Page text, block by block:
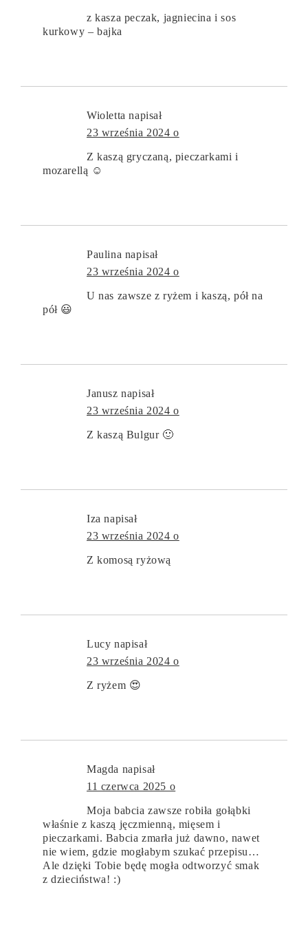
z kasza peczak, jagniecina i sos
kurkowy – bajka
Wioletta napisał
23 września 2024 o
Z kaszą gryczaną, pieczarkami i
mozarellą ☺
Paulina napisał
23 września 2024 o
U nas zawsze z ryżem i kaszą, pół na
pół 😃
Janusz napisał
23 września 2024 o
Z kaszą Bulgur 🙂
Iza napisał
23 września 2024 o
Z komosą ryżową
Lucy napisał
23 września 2024 o
Z ryżem 😍
Magda napisał
11 czerwca 2025 o
Moja babcia zawsze robiła gołąbki
właśnie z kaszą jęczmienną, mięsem i
pieczarkami. Babcia zmarła już dawno, nawet
nie wiem, gdzie mogłabym szukać przepisu…
Ale dzięki Tobie będę mogła odtworzyć smak
z dzieciństwa! :)